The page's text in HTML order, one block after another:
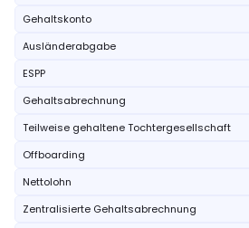
Gehaltskonto
Ausländerabgabe
ESPP
Gehaltsabrechnung
Teilweise gehaltene Tochtergesellschaft
Offboarding
Nettolohn
Zentralisierte Gehaltsabrechnung